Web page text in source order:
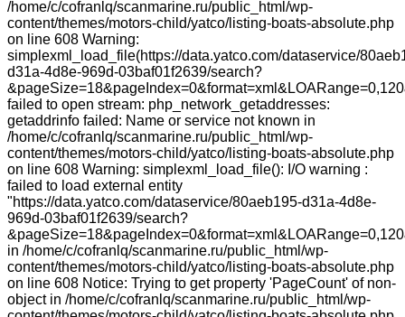
/home/c/cofranlq/scanmarine.ru/public_html/wp-
content/themes/motors-child/yatco/listing-boats-absolute.php
on line 608 Warning:
simplexml_load_file(https://data.yatco.com/dataservice/
d31a-4d8e-969d-03baf01f2639/search?
failed to open stream: php_network_getaddresses:
getaddrinfo failed: Name or service not known in
/home/c/cofranlq/scanmarine.ru/public_html/wp-
content/themes/motors-child/yatco/listing-boats-absolute.php
on line 608 Warning: simplexml_load_file(): I/O warning :
failed to load external entity
"https://data.yatco.com/dataservice/80aeb195-d31a-4d8e-
969d-03baf01f2639/search?
in /home/c/cofranlq/scanmarine.ru/public_html/wp-
content/themes/motors-child/yatco/listing-boats-absolute.php
on line 608 Notice: Trying to get property 'PageCount' of non-
object in /home/c/cofranlq/scanmarine.ru/public_html/wp-